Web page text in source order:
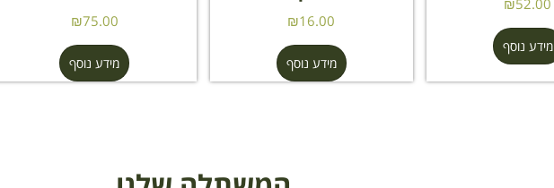
₪52.00
מידע נוסף
₪16.00
מידע נוסף
₪75.00
מידע נוסף